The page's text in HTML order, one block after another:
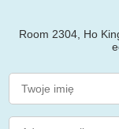
Room 2304, Ho